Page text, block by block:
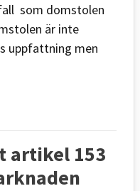
som domstolen
är inte
uppfattning men
artikel 153